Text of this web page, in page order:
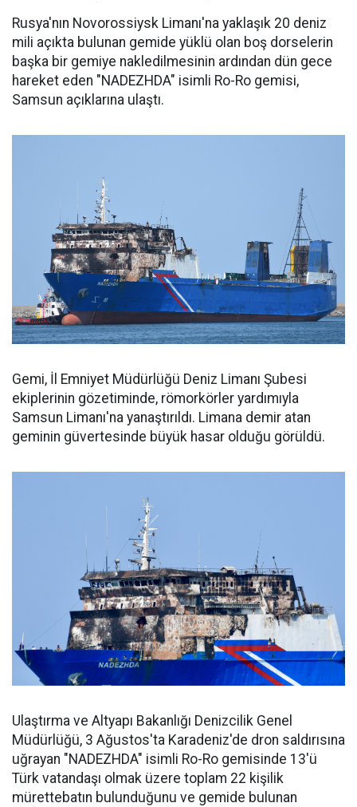
Rusya'nın Novorossiysk Limanı'na yaklaşık 20 deniz
mili açıkta bulunan gemide yüklü olan boş dorselerin
başka bir gemiye nakledilmesinin ardından dün gece
hareket eden "NADEZHDA" isimli Ro-Ro gemisi,
Samsun açıklarına ulaştı.
Gemi, İl Emniyet Müdürlüğü Deniz Limanı Şubesi
ekiplerinin gözetiminde, römorkörler yardımıyla
Samsun Limanı'na yanaştırıldı. Limana demir atan
geminin güvertesinde büyük hasar olduğu görüldü.
Ulaştırma ve Altyapı Bakanlığı Denizcilik Genel
Müdürlüğü, 3 Ağustos'ta Karadeniz'de dron saldırısına
uğrayan "NADEZHDA" isimli Ro-Ro gemisinde 13'ü
Türk vatandaşı olmak üzere toplam 22 kişilik
mürettebatın bulunduğunu ve gemide bulunan